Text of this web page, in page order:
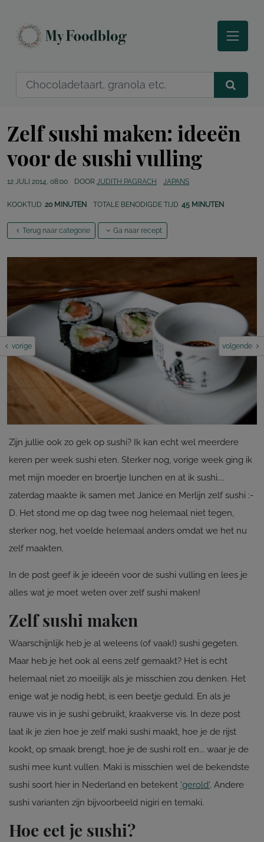
Zelf sushi maken: ideeën
voor de sushi vulling
12 JULI 2014, 08:00 DOOR JUDITH PAGRACH JAPANS
KOOKTIJD 20 MINUTEN TOTALE BENODIGDE TIJD 45 MINUTEN
Terug naar categorie Ga naar recept
vorige volgende
Zijn jullie ook zo gek op sushi? Ik kan echt wel meerdere
keren per week sushi eten. Sterker nog, vorige week ging ik
met mijn moeder en broertje lunchen en at ik sushi....
zaterdag maakte ik samen met Janice en Merlijn zelf sushi :-
D. Het stond me op dag twee nog helemaal niet tegen,
sterker nog, het voelde helemaal anders omdat we het nu
zelf maakten.
In de post geef ik je ideeën voor de sushi vulling en lees je
alles wat je moet weten over zelf sushi maken!
Zelf sushi maken
Waarschijnlijk heb je al weleens (of vaak!) sushi gegeten.
Maar heb je het ook al eens zelf gemaakt? Het is echt
helemaal niet zo moeilijk als je misschien zou denken. Het
enige wat je nodig hebt, is een beetje geduld. En als je
rauwe vis in je sushi gebruikt, kraakverse vis. In deze post
laat ik je zien hoe je zelf maki sushi maakt, hoe je de rijst
kookt, op smaak brengt, hoe je de sushi rolt en... waar je de
sushi mee kunt vullen. Maki is misschien wel de bekendste
sushi soort hier in Nederland en betekent 'gerold'. Andere
sushi varianten zijn bijvoorbeeld nigiri en temaki.
Hoe eet je sushi?